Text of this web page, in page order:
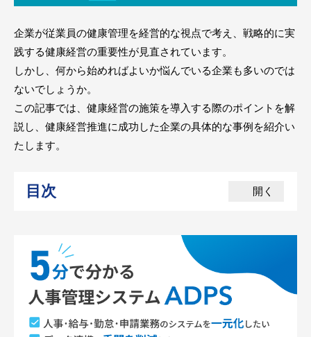
企業が従業員の健康管理を経営的な視点で考え、戦略的に実
践する健康経営の重要性が見直されています。
しかし、何から始めればよいか悩んでいる企業も多いのでは
ないでしょうか。
この記事では、健康経営の施策を導入する際のポイントを解
説し、健康経営推進に成功した企業の具体的な事例を紹介い
たします。
目次 開く